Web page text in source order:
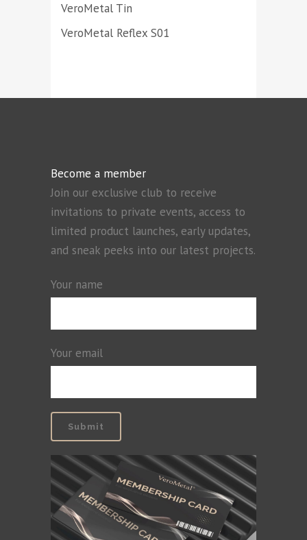
VeroMetal Tin
VeroMetal Reflex S01
Become a member
Join our exclusive club to receive
invitations to private events, access to
limited product launches, early updates,
and sneak peeks into our latest projects.
Your name
Your email